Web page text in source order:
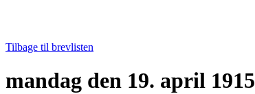
Tilbage til brevlisten
mandag den 19. april 1915